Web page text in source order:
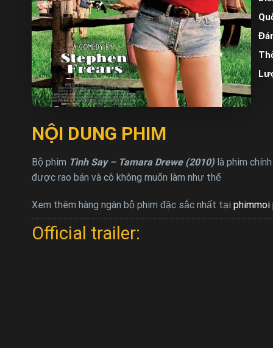
NỘI DUNG PHIM
Bộ phim Tình Say – Tamara Drewe (2010) là phim
được rao bán và cô không muốn làm như thế
Xem thêm hàng ngàn bộ phim đặc sắc nhất tại phimmoi
Official trailer: